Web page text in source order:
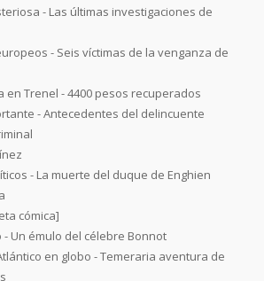
- Las últimas investigaciones de
- Seis víctimas de la venganza de
en Trenel - 4400 pesos recuperados
- Antecedentes del delincuente
- La muerte del duque de Enghien
cómica]
- Un émulo del célebre Bonnot
en globo - Temeraria aventura de